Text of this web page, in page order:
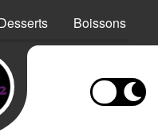
Boissons